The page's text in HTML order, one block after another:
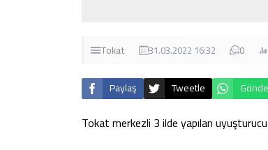
Tokat 31.03.2022 16:32 0
Paylaş Tweetle
Tokat merkezli 3 ilde yapılan